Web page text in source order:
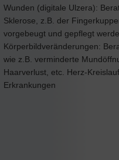
Wunden (digitale Ulzera):
Sklerose, z.B. der
vorgebeugt und gepflegt
Körperbildveränderungen:
wie z.B. verminderte
Haarverlust, etc. Herz-
Erkrankungen